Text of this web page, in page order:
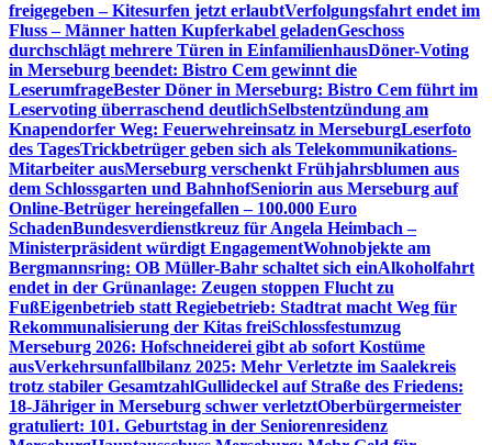
freigegeben – Kitesurfen jetzt erlaubtVerfolgungsfahrt endet im
Fluss – Männer hatten Kupferkabel geladenGeschoss
durchschlägt mehrere Türen in EinfamilienhausDöner-Voting
in Merseburg beendet: Bistro Cem gewinnt die
LeserumfrageBester Döner in Merseburg: Bistro Cem führt im
Leservoting überraschend deutlichSelbstentzündung am
Knapendorfer Weg: Feuerwehreinsatz in MerseburgLeserfoto
des TagesTrickbetrüger geben sich als Telekommunikations-
Mitarbeiter ausMerseburg verschenkt Frühjahrsblumen aus
dem Schlossgarten und BahnhofSeniorin aus Merseburg auf
Online-Betrüger hereingefallen – 100.000 Euro
SchadenBundesverdienstkreuz für Angela Heimbach –
Ministerpräsident würdigt EngagementWohnobjekte am
Bergmannsring: OB Müller-Bahr schaltet sich einAlkoholfahrt
endet in der Grünanlage: Zeugen stoppen Flucht zu
FußEigenbetrieb statt Regiebetrieb: Stadtrat macht Weg für
Rekommunalisierung der Kitas freiSchlossfestumzug
Merseburg 2026: Hofschneiderei gibt ab sofort Kostüme
ausVerkehrsunfallbilanz 2025: Mehr Verletzte im Saalekreis
trotz stabiler GesamtzahlGullideckel auf Straße des Friedens:
18-Jähriger in Merseburg schwer verletztOberbürgermeister
gratuliert: 101. Geburtstag in der Seniorenresidenz